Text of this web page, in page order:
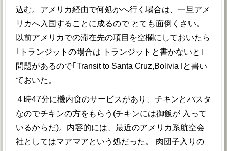
込む。アメリカ経由で何処かへ行く場合は、一旦アメ
リカへ入国することに成るので とても面倒くさい。
以前アメリカでの滞在先の項目を空欄にしておいたら
｢トランジットの場合は トランジットと書かないと｣
問題があるので｢Transit to Santa Cruz,Bolivia｣と書い
ておいた。
４時47分に機内食のサービスがあり、チキンとパスタ
なのでチキンの方をもらう(チキンには御飯が 入って
いるからだ)。内容的には、最近のアメリカ系航空会
社としてはマアマアという処だった。 肉団子入りの